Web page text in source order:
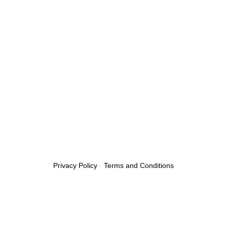
Privacy Policy - Terms and Conditions